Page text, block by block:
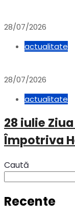
28/07/2026
actualitate
28/07/2026
actualitate
28 iulie
Împotriva
Caută
Recente